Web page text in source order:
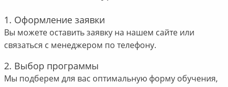
1. Оформление заявки
Вы можете оставить заявку на нашем сайте или
связаться с менеджером по телефону.
2. Выбор программы
Мы подберем для вас оптимальную форму обучения,